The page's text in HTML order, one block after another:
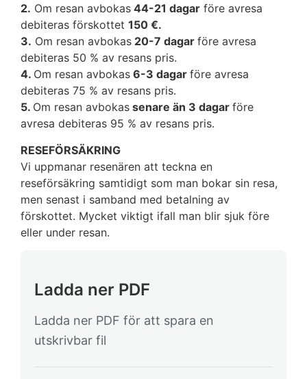
2. Om resan avbokas 44-21 dagar före avresa
debiteras förskottet 150 €.
3. Om resan avbokas 20-7 dagar före avresa
debiteras 50 % av resans pris.
4. Om resan avbokas 6-3 dagar före avresa
debiteras 75 % av resans pris.
5. Om resan avbokas senare än 3 dagar före
avresa debiteras 95 % av resans pris.
RESEFÖRSÄKRING
Vi uppmanar resenären att teckna en
reseförsäkring samtidigt som man bokar sin resa,
men senast i samband med betalning av
förskottet. Mycket viktigt ifall man blir sjuk före
eller under resan.
Ladda ner PDF
Ladda ner PDF för att spara en
utskrivbar fil